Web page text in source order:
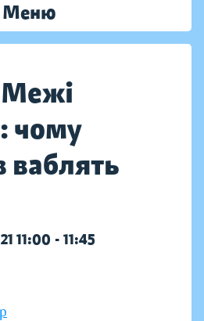
Меню
чому
ваблять
11:00 - 11:45